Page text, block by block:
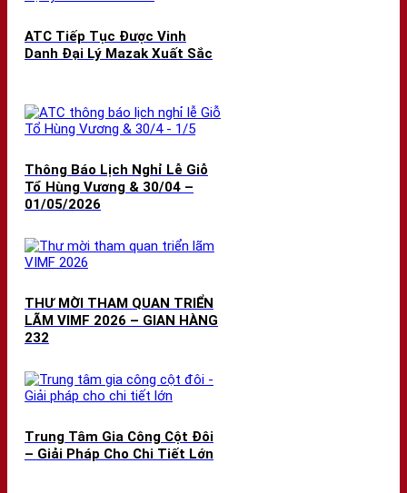
ATC Tiếp Tục Được Vinh
Danh Đại Lý Mazak Xuất Sắc
Thông Báo Lịch Nghỉ Lễ Giỗ
Tổ Hùng Vương & 30/04 –
01/05/2026
THƯ MỜI THAM QUAN TRIỂN
LÃM VIMF 2026 – GIAN HÀNG
232
Trung Tâm Gia Công Cột Đôi
– Giải Pháp Cho Chi Tiết Lớn